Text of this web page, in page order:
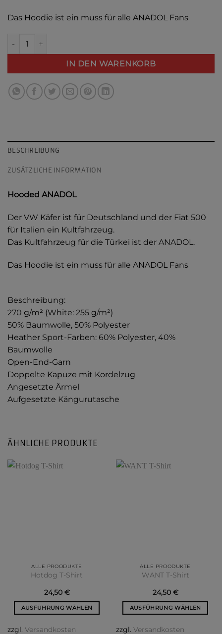
Das Hoodie ist ein muss für alle ANADOL Fans
IN DEN WARENKORB
Alternative:
BESCHREIBUNG
ZUSÄTZLICHE INFORMATION
Hooded ANADOL
Der VW Käfer ist für Deutschland und der Fiat 500
für Italien ein Kultfahrzeug.
Das Kultfahrzeug für die Türkei ist der ANADOL.
Das Hoodie ist ein muss für alle ANADOL Fans
Beschreibung:
270 g/m² (White: 255 g/m²)
50% Baumwolle, 50% Polyester
Heather Sport-Farben: 60% Polyester, 40%
Baumwolle
Open-End-Garn
Doppelte Kapuze mit Kordelzug
Angesetzte Ärmel
Aufgesetzte Kängurutasche
ÄHNLICHE PRODUKTE
ALLE PROODUKTE
Hotdog T-Shirt
24,50 €
AUSFÜHRUNG WÄHLEN
Produkt
zzgl. Versandkosten
ALLE PROODUKTE
WANT T-Shirt
24,50 €
AUSFÜHRUNG WÄHLEN
Produkt
zzgl. Versandkosten